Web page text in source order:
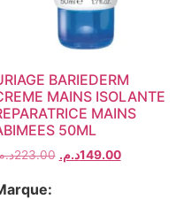
BARIEDERM
MAINS ISOLANTE
MAINS
50ML
223.00 149.00د.م.